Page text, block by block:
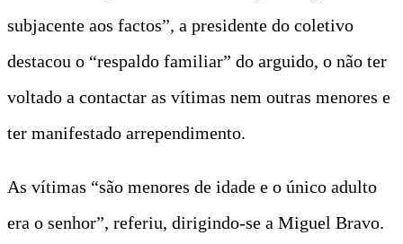
subjacente aos factos”, a presidente do coletivo
destacou o “respaldo familiar” do arguido, o não ter
voltado a contactar as vítimas nem outras menores e
ter manifestado arrependimento.
As vítimas “são menores de idade e o único adulto
era o senhor”, referiu, dirigindo-se a Miguel Bravo.